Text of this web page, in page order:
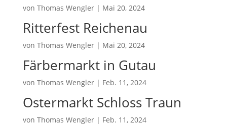
von Thomas Wengler| Mai 20, 2024
Ritterfest Reichenau
von Thomas Wengler| Mai 20, 2024
Färbermarkt in Gutau
von Thomas Wengler| Feb. 11, 2024
Ostermarkt Schloss Traun
von Thomas Wengler| Feb. 11, 2024